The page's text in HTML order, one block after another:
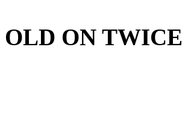
OLD ON TWICE